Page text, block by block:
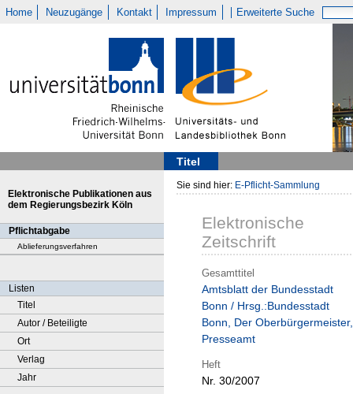
Home Neuzugänge Kontakt Impressum Erweiterte Suche
Titel
Elektronische Publikationen aus
dem Regierungsbezirk Köln
Pflichtabgabe
Ablieferungsverfahren
Listen
Titel
Autor / Beteiligte
Ort
Verlag
Jahr
Sie sind hier: E-Pflicht-Sammlung
Elektronische
Zeitschrift
Gesamttitel
Amtsblatt der Bundesstadt
Bonn / Hrsg.:Bundesstadt
Bonn, Der Oberbürgermeister,
Presseamt
Heft
Nr. 30/2007